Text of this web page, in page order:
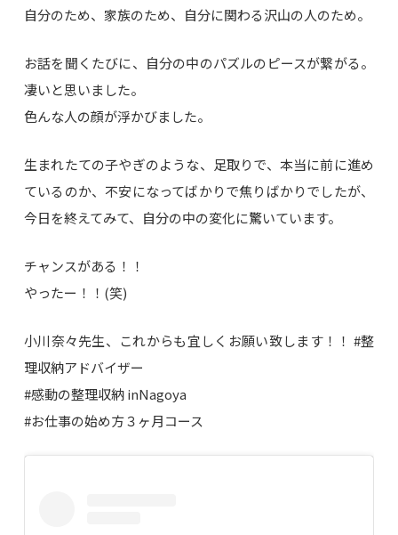
自分のため、家族のため、自分に関わる沢山の人のため。
お話を聞くたびに、自分の中のパズルのピースが繋がる。
凄いと思いました。
色んな人の顔が浮かびました。
生まれたての子やぎのような、足取りで、本当に前に進め
ているのか、不安になってばかりで焦りばかりでしたが、
今日を終えてみて、自分の中の変化に驚いています。
チャンスがある！！
やったー！！(笑)
小川奈々先生、これからも宜しくお願い致します！！ #整
理収納アドバイザー
#感動の整理収納 inNagoya
#お仕事の始め方３ヶ月コース